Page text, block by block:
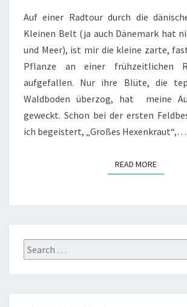
Auf einer Radtour durch die
Kleinen Belt (ja auch Dänemark hat
und Meer), ist mir die kleine zarte,
Pflanze an einer frühzeitlichen
aufgefallen. Nur ihre Blüte, die
Waldboden überzog, hat meine
geweckt. Schon bei der ersten
ich begeistert, „Großes Hexenkraut“,…
READ MOREREAD
Search
for: